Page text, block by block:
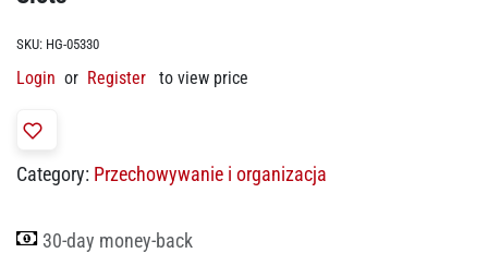
SKU: HG-05330
Login or Register to view price
Category: Przechowywanie i organizacja
30-day money-back